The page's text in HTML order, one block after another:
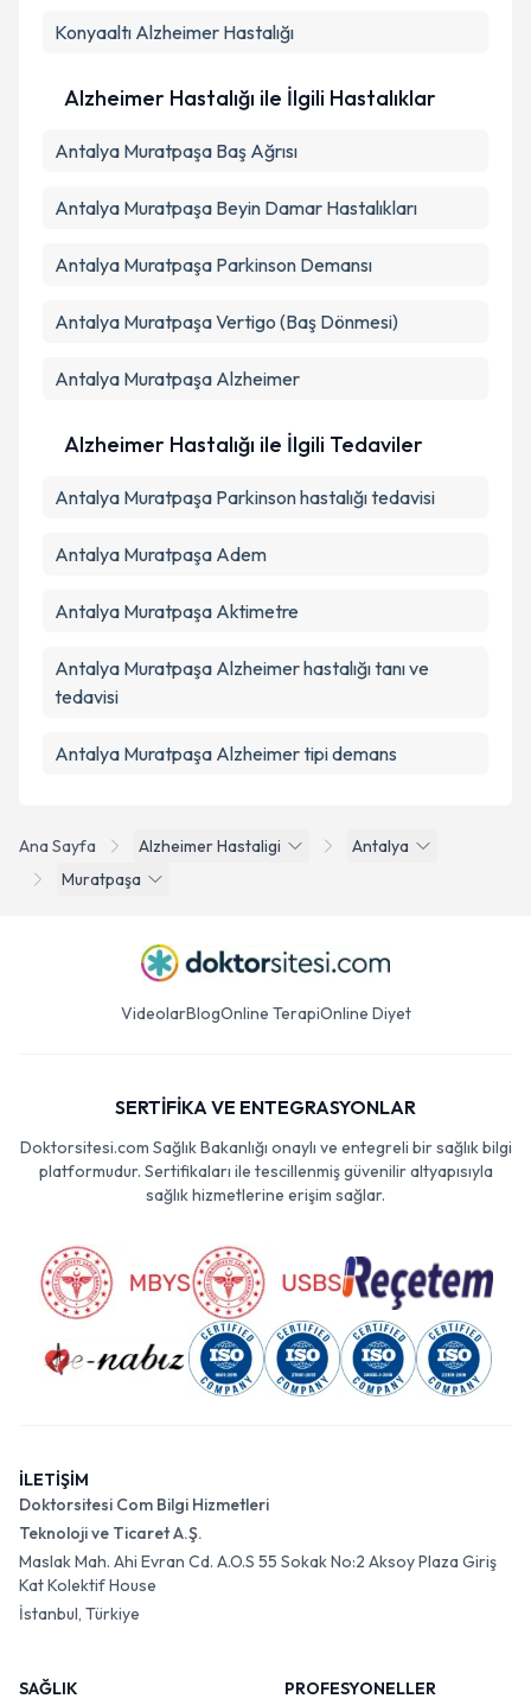
Ana Sayfa Alzheimer Hastaligi
Antalya
Muratpaşa
Konyaaltı Alzheimer Hastalığı
Alzheimer Hastalığı ile İlgili Hastalıklar
Antalya Muratpaşa Baş Ağrısı
Antalya Muratpaşa Beyin Damar Hastalıkları
Antalya Muratpaşa Parkinson Demansı
Antalya Muratpaşa Vertigo (Baş Dönmesi)
Antalya Muratpaşa Alzheimer
Alzheimer Hastalığı ile İlgili Tedaviler
Antalya Muratpaşa Parkinson hastalığı tedavisi
Antalya Muratpaşa Adem
Antalya Muratpaşa Aktimetre
Antalya Muratpaşa Alzheimer hastalığı tanı ve
tedavisi
Antalya Muratpaşa Alzheimer tipi demans
VideolarBlogOnline TerapiOnline Diyet
SERTİFİKA VE ENTEGRASYONLAR
Doktorsitesi.com Sağlık Bakanlığı onaylı ve entegreli bir sağlık bilgi
platformudur. Sertifikaları ile tescillenmiş güvenilir altyapısıyla
sağlık hizmetlerine erişim sağlar.
İLETİŞİM
Doktorsitesi Com Bilgi Hizmetleri
Teknoloji ve Ticaret A.Ş.
Maslak Mah. Ahi Evran Cd. A.O.S 55 Sokak No:2 Aksoy Plaza Giriş
Kat Kolektif House
İstanbul, Türkiye
SAĞLIK
PROFESYONELLER